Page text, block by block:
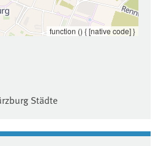
function () { [native code] }
Städte